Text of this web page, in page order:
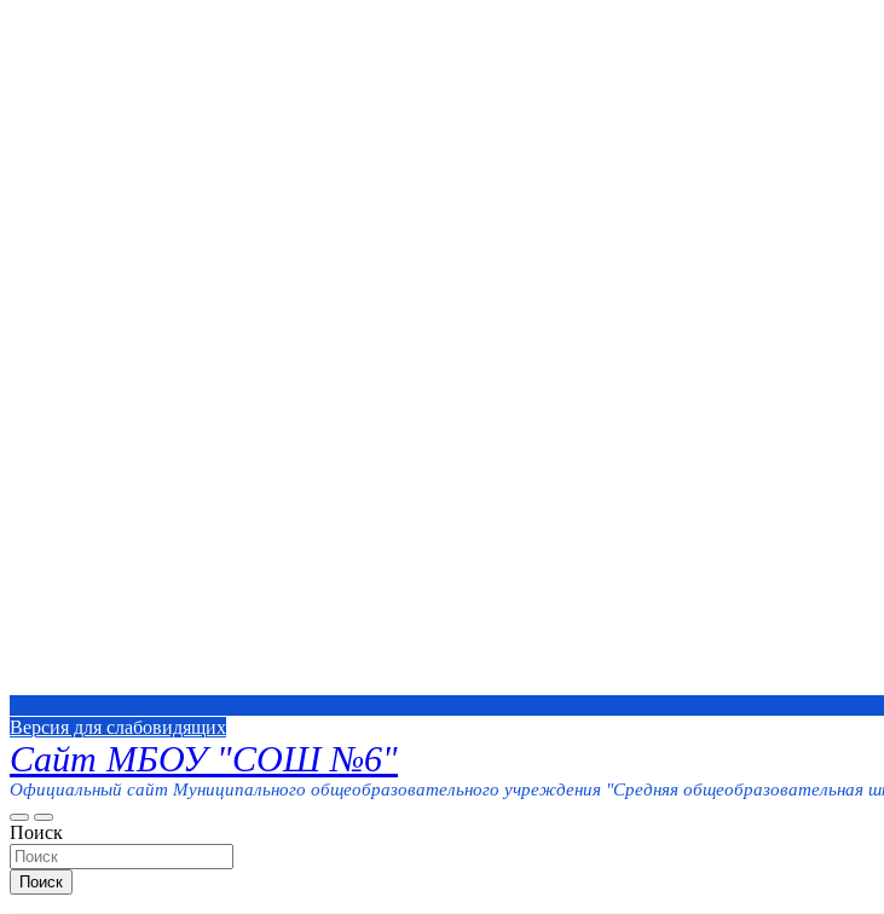
Версия для слабовидящих
Сайт МБОУ "СОШ №6"
Официальный сайт Муниципального общеобразовательного учреждения "Средняя общеобразовательная
Поиск
Поиск